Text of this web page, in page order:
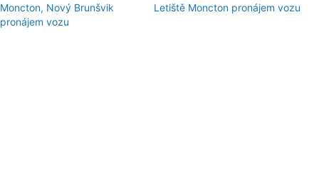
Moncton, Nový Brunšvik
pronájem vozu
Letiště Moncton pronájem vozu